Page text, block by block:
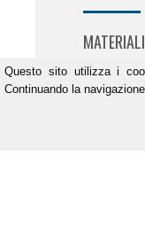
MATERIALI
Acciaio -
AMBITO
Campo
Questo sitoutilizza i
Continuando la